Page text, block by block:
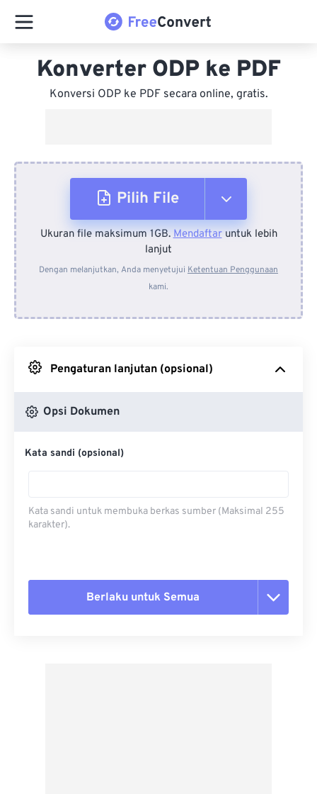
Konverter ODP ke PDF
Konversi ODP ke PDF secara online, gratis.
Pilih File
Dari Perangkat
Dari Dropbox
Ukuran file maksimum 1GB.Mendaftaruntuk lebih
lanjut
Dengan melanjutkan, Anda menyetujui Ketentuan Penggunaan
kami.
Pengaturan lanjutan (opsional)
Opsi Dokumen
Kata sandi (opsional)
Kata sandi untuk membuka berkas sumber (Maksimal 255
karakter).
Berlaku untuk Semua